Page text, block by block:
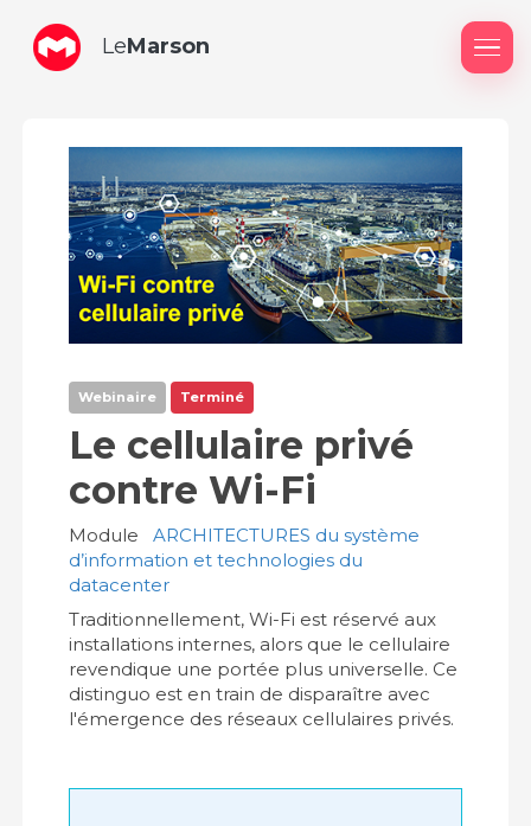
LeMarson
Webinaire Terminé
Le cellulaire privé
contre Wi-Fi
Module
ARCHITECTURES du système
d’information et technologies du
datacenter
Traditionnellement, Wi-Fi est réservé aux
installations internes, alors que le cellulaire
revendique une portée plus universelle. Ce
distinguo est en train de disparaître avec
l'émergence des réseaux cellulaires privés.